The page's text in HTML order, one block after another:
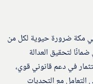
مكة ضرورة حيوية لكل من
لتحقيق العدالة
في دعم قانوني قوي،